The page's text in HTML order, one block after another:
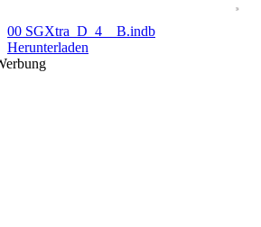
00 SGXtra_D_4__B.indb
Herunterladen